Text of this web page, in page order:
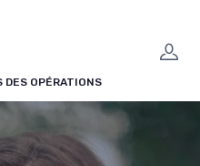
DES OPÉRATIONS